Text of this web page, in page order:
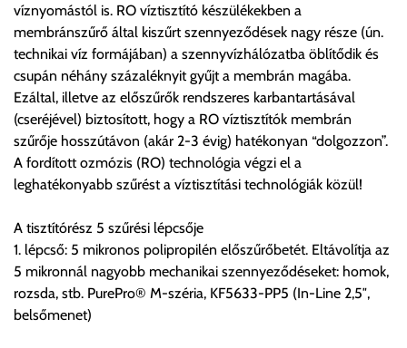
Az árak csak a címre való szállítást tartalmazzák
anyagmozgatás, be- illetve felszállítás nélkül.
Az árak az utánvét és értékbevallási díjat nem tartalmazzák.
Utánvét díjak:
1, 0-200.000 forint szállítónak fizetett vásárlási ellenérték
között az utánvét díj összege bruttó 600 forint.
2, 200.000-500.000 forint szállítónak fizetett vásárlási
ellenérték között az utánvét díj összege bruttó 1200 forint.
ellenérték között az utánvét díj összege bruttó 1900 forint.
Utánvét díjat csak abban az esetben fizetendő, amennyiben a
terméket a szállítónak kívánja kifizetni készpénzben. Utalásos
teljesítés esetén utánvétdíj nincs.
víznyomástól is. RO víztisztító készülékekben a
membránszűrő által kiszűrt szennyeződések nagy része (ún.
technikai víz formájában) a szennyvízhálózatba öblítődik és
csupán néhány százaléknyit gyűjt a membrán magába.
Ezáltal, illetve az előszűrők rendszeres karbantartásával
(cseréjével) biztosított, hogy a RO víztisztítók membrán
szűrője hosszútávon (akár 2-3 évig) hatékonyan “dolgozzon”.
A fordított ozmózis (RO) technológia végzi el a
leghatékonyabb szűrést a víztisztítási technológiák közül!
A tisztítórész 5 szűrési lépcsője
1. lépcső: 5 mikronos polipropilén előszűrőbetét. Eltávolítja az
5 mikronnál nagyobb mechanikai szennyeződéseket: homok,
rozsda, stb. PurePro® M-széria, KF5633-PP5 (In-Line 2,5″,
belsőmenet)